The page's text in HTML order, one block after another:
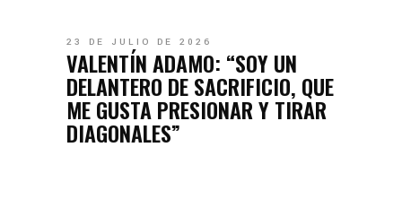
23 DE JULIO DE 2026
VALENTÍN ADAMO: “SOY UN
DELANTERO DE SACRIFICIO, QUE
ME GUSTA PRESIONAR Y TIRAR
DIAGONALES”